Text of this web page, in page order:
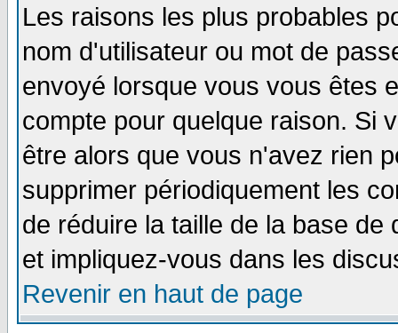
Les raisons les plus probables
nom d'utilisateur ou mot de
envoyé lorsque vous vous êtes
compte pour quelque raison. Si
être alors que vous n'avez rien
supprimer périodiquement les
de réduire la taille de la base
et impliquez-vous dans les
Revenir en haut de page